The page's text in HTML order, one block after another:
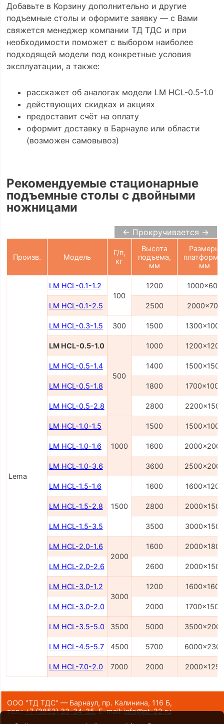
Добавьте в Корзину дополнительно и другие
подъемные столы и оформите заявку — с Вами
свяжется менеджер компании ТД ТДС и при
необходимости поможет с выбором наиболее
подходящей модели под конкретные условия
эксплуатации, а также:
расскажет об аналогах модели LM HCL-0.5-1.0
действующих скидках и акциях
предоставит счёт на оплату
оформит доставку в Барнауле или области
(возможен самовывоз)
Рекомендуемые стационарные
подъемные столы с двойными
ножницами
← Прокручивается →
Произв. Модель
Г/п,
кг
Высота
подъема,
мм
Размеры
мм
Lema
LM HCL-0.1-1.2
100
1200 1000x600
LM HCL-0.1-2.5 2500 2000x700
LM HCL-0.3-1.5 300 1500 1300x1000
LM HCL-0.5-1.0
500
1000 1200x1200
LM HCL-0.5-1.4 1400 1500x1500
LM HCL-0.5-1.8 1800 1700x1000
LM HCL-0.5-2.8 2800 2200x1500
LM HCL-1.0-1.5
1000
1500 1500x1000
LM HCL-1.0-1.6 1600
LM HCL-1.0-3.6 3600
LM HCL-1.5-1.6
1500
1600 1600x1200
LM HCL-1.5-2.8 2800 2000x1500
LM HCL-1.5-3.5 3500 3000x1500
LM HCL-2.0-1.6
2000
1600 2000x1800
LM HCL-2.0-2.6 2600 2000x1500
LM HCL-3.0-1.2
3000
1200 1600x1600
LM HCL-3.0-2.0 2000 1700x1500
LM HCL-3.5-5.0 3500 5000
LM HCL-4.5-5.7 4500 5700
LM HCL-7.0-2.0 7000 2000 2000x1250
ООО "ТД ТДС" — Барнаул, пр. Калинина, 116 Б,
тел.:+7 (3852) 33-34-35,E-mail:info@pt-22.ru